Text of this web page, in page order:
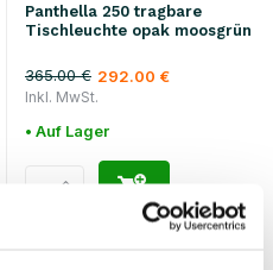
Panthella 250 tragbare
Tischleuchte opak moosgrün
365.00 € 292.00 €
Inkl. MwSt.
• Auf Lager